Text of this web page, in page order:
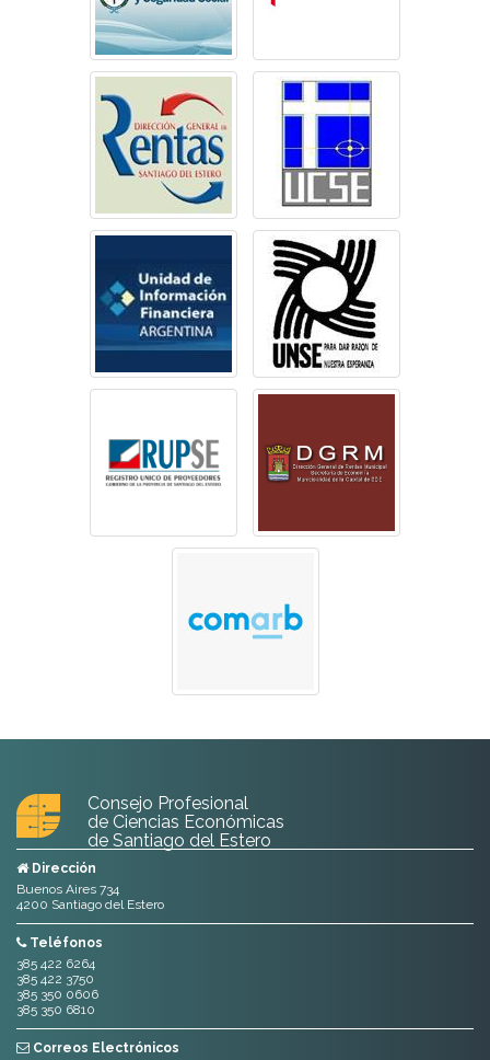
Buenos Aires 734
4200 Santiago del Estero
Teléfonos
385 422 6264
385 422 3750
385 350 0606
385 350 6810
Correos Electrónicos
info@cpcese.org.ar
gerencia@cpcese.org.ar
secretariatecnica@cpcese.org.ar
Horarios de Atención